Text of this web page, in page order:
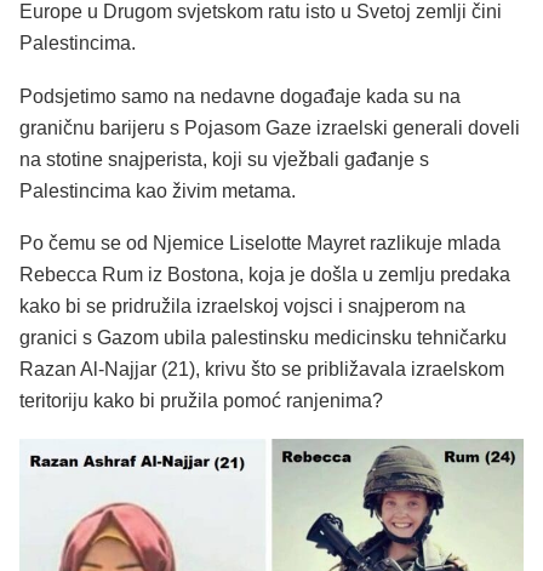
Europe u Drugom svjetskom ratu isto u Svetoj zemlji čini
Palestincima.
Podsjetimo samo na nedavne događaje kada su na
graničnu barijeru s Pojasom Gaze izraelski generali doveli
na stotine snajperista, koji su vježbali gađanje s
Palestincima kao živim metama.
Po čemu se od Njemice Liselotte Mayret razlikuje mlada
Rebecca Rum iz Bostona, koja je došla u zemlju predaka
kako bi se pridružila izraelskoj vojsci i snajperom na
granici s Gazom ubila palestinsku medicinsku tehničarku
Razan Al-Najjar (21), krivu što se približavala izraelskom
teritoriju kako bi pružila pomoć ranjenima?